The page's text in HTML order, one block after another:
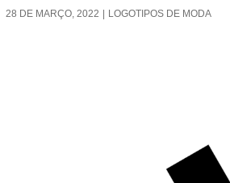
28 DE MARÇO, 2022 LOGOTIPOS DE MODA